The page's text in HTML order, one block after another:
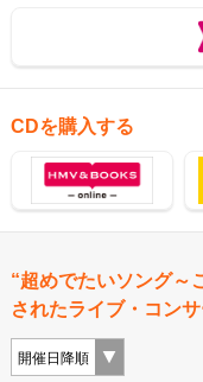
CDを購入する
“超めでたいソング～
されたライブ・コンサ